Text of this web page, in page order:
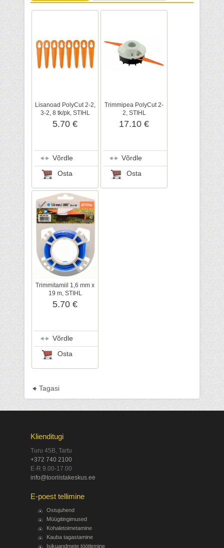
Lisanoad PolyCut 2-2,
3-2, 8 tk/pk, STIHL
5.70 €
Võrdle
Osta
Trimmipea PolyCut 2-
2, STIHL
17.10 €
Võrdle
Osta
Trimmitamiil 1,6 mm x
19 m, STIHL
5.70 €
Võrdle
Osta
Tagasi
Klienditugi
Turu 45B, Tartu
+372 740 2100
E-R 9.00-17.00
info@tooriistakeskus.ee
E-poest tellimine
Ostujuhend
Müügitingimused
Kohaletoimetamine
Kauba tagastamine
Isikuandmete töötlemine